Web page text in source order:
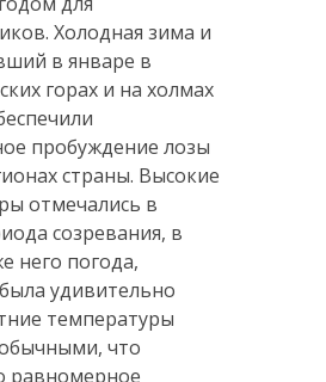
Холодная зима и
в январе в
горах и на холмах
пробуждение лозы
страны. Высокие
отмечались в
созревания, в
него погода,
удивительно
температуры
что
равномерное